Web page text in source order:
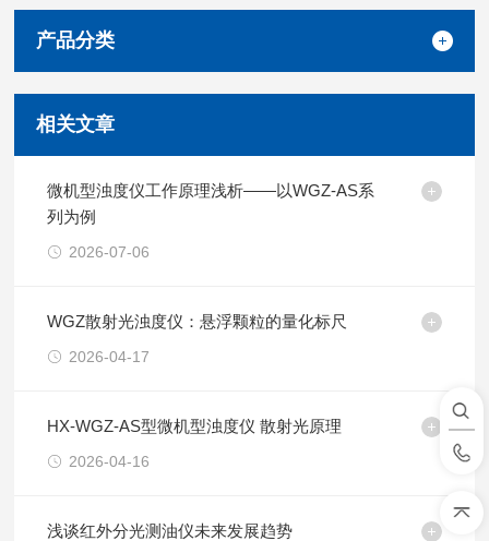
产品分类
相关文章
微机型浊度仪工作原理浅析——以WGZ-AS系
列为例
2026-07-06
WGZ散射光浊度仪：悬浮颗粒的量化标尺
2026-04-17
HX-WGZ-AS型微机型浊度仪 散射光原理
2026-04-16
浅谈红外分光测油仪未来发展趋势